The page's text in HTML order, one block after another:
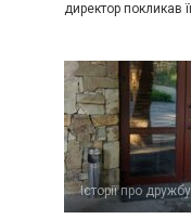
директор покликав
Історії про дружбу